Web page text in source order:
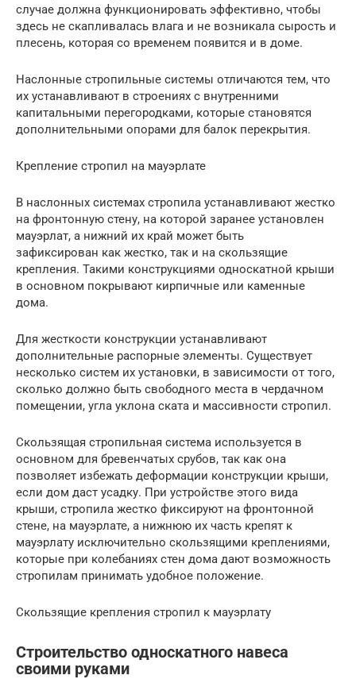
случае должна функционировать эффективно, чтобы
здесь не скапливалась влага и не возникала сырость и
плесень, которая со временем появится и в доме.
Наслонные стропильные системы отличаются тем, что
их устанавливают в строениях с внутренними
капитальными перегородками, которые становятся
дополнительными опорами для балок перекрытия.
Крепление стропил на мауэрлате
В наслонных системах стропила устанавливают жестко
на фронтонную стену, на которой заранее установлен
мауэрлат, а нижний их край может быть
зафиксирован как жестко, так и на скользящие
крепления. Такими конструкциями односкатной крыши
в основном покрывают кирпичные или каменные
дома.
Для жесткости конструкции устанавливают
дополнительные распорные элементы. Существует
несколько систем их установки, в зависимости от того,
сколько должно быть свободного места в чердачном
помещении, угла уклона ската и массивности стропил.
Скользящая стропильная система используется в
основном для бревенчатых срубов, так как она
позволяет избежать деформации конструкции крыши,
если дом даст усадку. При устройстве этого вида
крыши, стропила жестко фиксируют на фронтонной
стене, на мауэрлате, а нижнюю их часть крепят к
мауэрлату исключительно скользящими креплениями,
которые при колебаниях стен дома дают возможность
стропилам принимать удобное положение.
Скользящие крепления стропил к мауэрлату
Строительство односкатного навеса
своими руками